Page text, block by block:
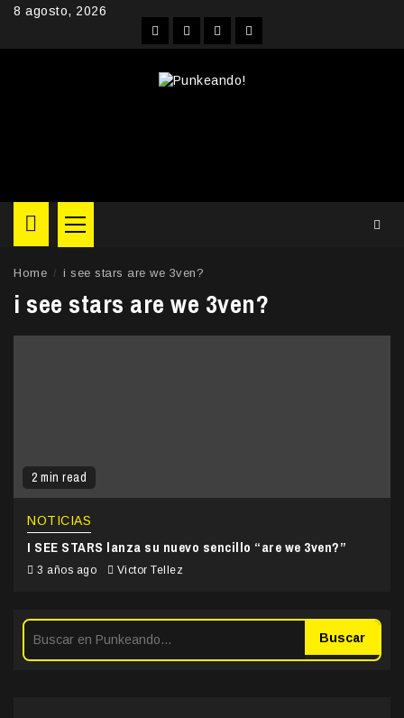
Skip8 agosto, 2026
FacebookInstagram
YouTubeTwitter
Primary
Menu
Home i see stars are we 3ven?
i see stars are we 3ven?
2 min read
NOTICIAS
I SEE STARS lanza su nuevo sencillo “are we 3ven?”
3 años ago Victor Tellez
Buscar